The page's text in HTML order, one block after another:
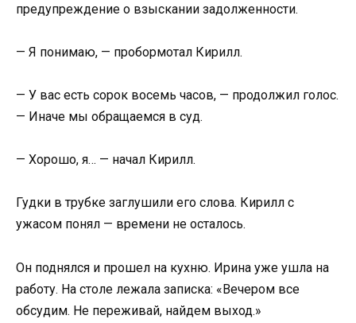
предупреждение о взыскании задолженности.
— Я понимаю, — пробормотал Кирилл.
— У вас есть сорок восемь часов, — продолжил голос.
— Иначе мы обращаемся в суд.
— Хорошо, я… — начал Кирилл.
Гудки в трубке заглушили его слова. Кирилл с
ужасом понял — времени не осталось.
Он поднялся и прошел на кухню. Ирина уже ушла на
работу. На столе лежала записка: «Вечером все
обсудим. Не переживай, найдем выход.»